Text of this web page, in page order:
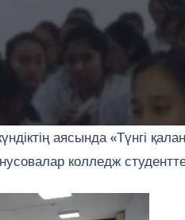
аясында «Түнгі
колледж